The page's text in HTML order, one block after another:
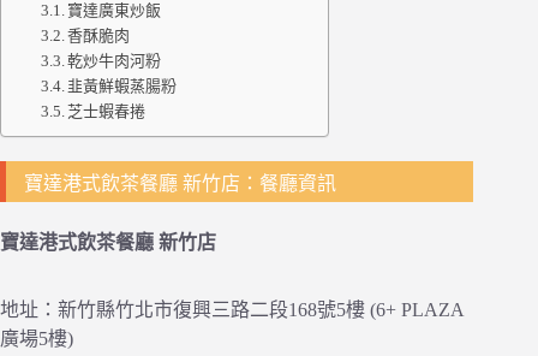
寶達廣東炒飯
香酥脆肉
乾炒牛肉河粉
韭黃鮮蝦蒸腸粉
芝士蝦春捲
寶達港式飲茶餐廳 新竹店：餐廳資訊
寶達港式飲茶餐廳 新竹店
地址：新竹縣竹北市復興三路二段168號5樓 (6+ PLAZA
廣場5樓)